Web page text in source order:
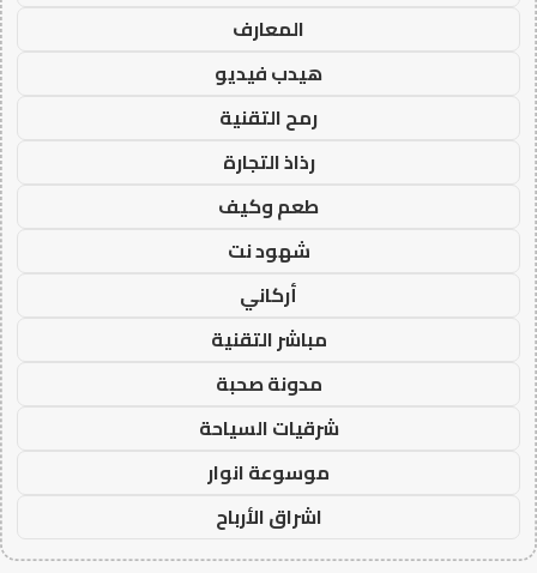
المعارف
هيدب فيديو
رمح التقنية
رذاذ التجارة
طعم وكيف
شهود نت
أركاني
مباشر التقنية
مدونة صحبة
شرقيات السياحة
موسوعة انوار
اشراق الأرباح